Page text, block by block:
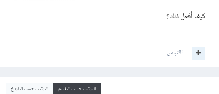
كيف أفعل ذلك؟
اقتباس
الترتيب حسب التقييم الترتيب حسب التاريخ